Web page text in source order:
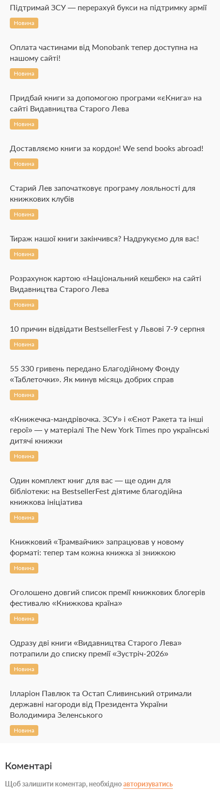
Підтримай ЗСУ — перерахуй букси на підтримку армії
Новина
Оплата частинами від Monobank тепер доступна на
нашому сайті!
Новина
Придбай книги за допомогою програми «єКнига» на
сайті Видавництва Старого Лева
Новина
Доставляємо книги за кордон! We send books abroad!
Новина
Старий Лев започатковує програму лояльності для
книжкових клубів
Новина
Тираж нашої книги закінчився? Надрукуємо для вас!
Новина
Розрахунок картою «Національний кешбек» на сайті
Видавництва Старого Лева
Новина
10 причин відвідати BestsellerFest у Львові 7-9 серпня
Новина
55 330 гривень передано Благодійному Фонду
«Таблеточки». Як минув місяць добрих справ
Новина
«Книжечка-мандрівочка. ЗСУ» і «Єнот Ракета та інші
герої» — у матеріалі The New York Times про українські
дитячі книжки
Новина
Один комплект книг для вас — ще один для
бібліотеки: на BestsellerFest діятиме благодійна
книжкова ініціатива
Новина
Книжковий «Трамвайчик» запрацював у новому
форматі: тепер там кожна книжка зі знижкою
Новина
Оголошено довгий список премії книжкових блогерів
фестивалю «Книжкова країна»
Новина
Одразу дві книги «Видавництва Старого Лева»
потрапили до списку премії «Зустріч-2026»
Новина
Ілларіон Павлюк та Остап Сливинський отримали
державні нагороди від Президента України
Володимира Зеленського
Новина
Коментарі
Щоб залишити коментар, необхідноавторизуватись